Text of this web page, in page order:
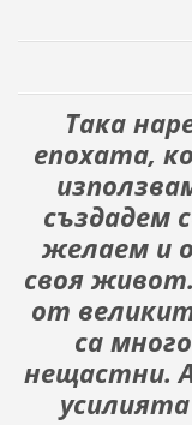
Така
епохата,
създадем
желаем и
своя
от
са
нещастни.